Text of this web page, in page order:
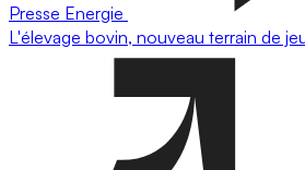
Presse Energie
L'élevage bovin, nouveau terrain de